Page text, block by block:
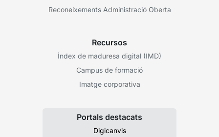
Reconeixements Administració Oberta
Recursos
Índex de maduresa digital (IMD)
Campus de formació
Imatge corporativa
Portals destacats
Digicanvis